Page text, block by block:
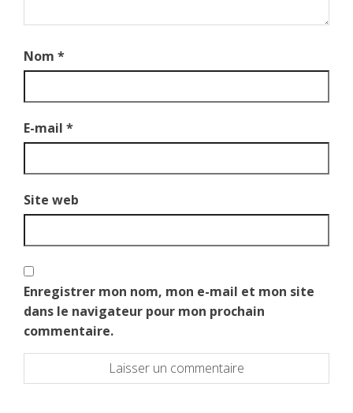
Nom *
E-mail *
Site web
Enregistrer mon nom, mon e-mail et mon site
dans le navigateur pour mon prochain
commentaire.